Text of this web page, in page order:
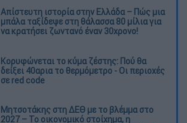
Απίστευτη ιστορία στην Ελλάδα – Πώς μια
μπάλα ταξίδεψε στη θάλασσα 80 μίλια για
να κρατήσει ζωντανό έναν 30χρονο!
Κορυφώνεται το κύμα ζέστης: Πού θα
δείξει 40αρια το θερμόμετρο - Οι περιοχές
σε red code
Μητσοτάκης στη ΔΕΘ με το βλέμμα στο
2027 – Το οικονομικό στοίχημα, η